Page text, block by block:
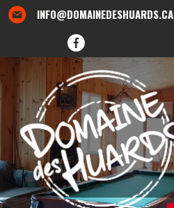
Skip
to
INFO@DOMAINEDESHUARDS.CA
F